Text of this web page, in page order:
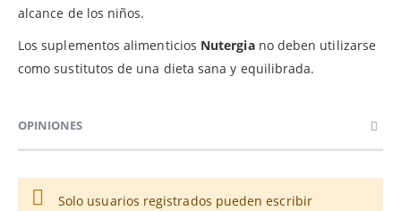
alcance de los niños.
Los suplementos alimenticios Nutergiano deben utilizarse
como sustitutos de una dieta sana y equilibrada.
OPINIONES
Solo usuarios registrados pueden escribir